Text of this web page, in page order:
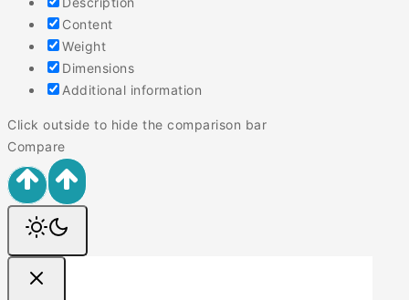
Content
Weight
Dimensions
Additional information
Click outside to hide the comparison bar
Compare